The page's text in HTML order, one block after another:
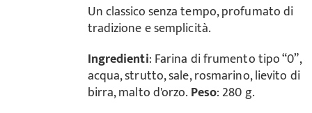
Un classico senza tempo, profumato di
tradizione e semplicità.
Ingredienti: Farina di frumento tipo “0”,
acqua, strutto, sale, rosmarino, lievito di
birra, malto d'orzo. Peso: 280 g.